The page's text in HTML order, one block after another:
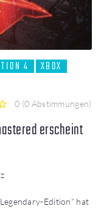
4
XBOX
0 (0 Abstimmungen)
erscheint
Edition“ hat